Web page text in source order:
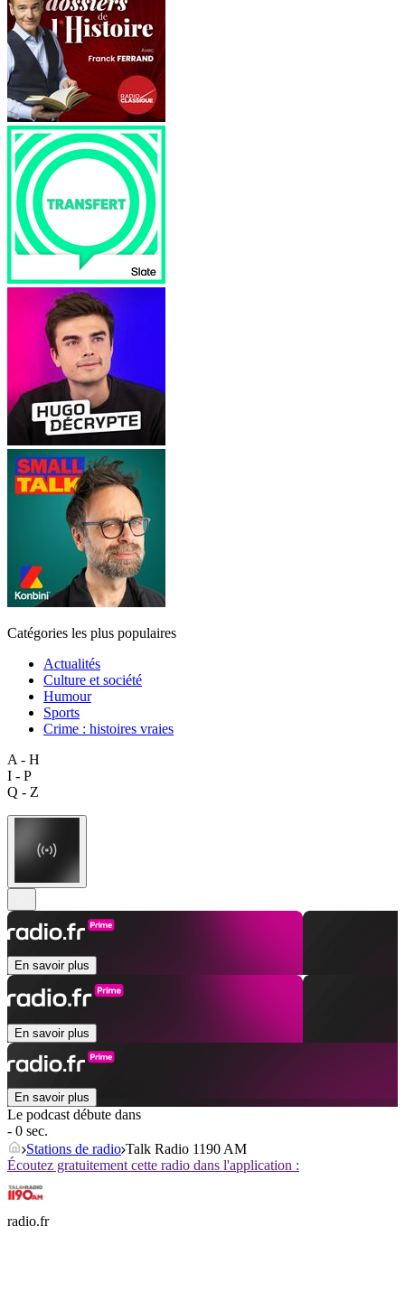
Catégories les plus populaires
Actualités
Culture et société
Humour
Sports
Crime : histoires vraies
A - H
I - P
Q - Z
En savoir plus
En savoir plus
En savoir plus
Le podcast débute dans
- 0 sec.
Stations de radio Talk Radio 1190 AM
Écoutez gratuitement cette radio dans l'application :
radio.fr